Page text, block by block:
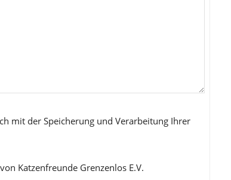
mit der Speicherung und Verarbeitung Ihrer
von Katzenfreunde Grenzenlos E.V.